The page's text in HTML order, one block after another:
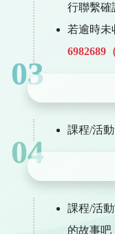
行聯繫確
若逾時未
6982689
03
課程/活
04
課程/活
的故事吧